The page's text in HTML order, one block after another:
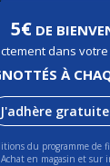
5€ DE
dans
À
J'adhère
du programme de
en magasin et sur